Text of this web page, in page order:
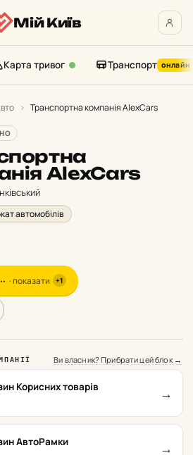
Мій Київ
Карта тривог Транспорт онлайн
› Транспортна компанія AlexCars
AlexCars
автомобілів
· показати +1
Ви власник? Прибрати цей блок →
Корисних товарів →
АвтоРамки →